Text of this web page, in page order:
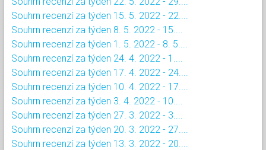
Souhrn recenzí za týden 15. 5. 2022 - 22....
Souhrn recenzí za týden 8. 5. 2022 - 15....
Souhrn recenzí za týden 1. 5. 2022 - 8. 5....
Souhrn recenzí za týden 24. 4. 2022 - 1....
Souhrn recenzí za týden 17. 4. 2022 - 24....
Souhrn recenzí za týden 10. 4. 2022 - 17....
Souhrn recenzí za týden 3. 4. 2022 - 10....
Souhrn recenzí za týden 27. 3. 2022 - 3....
Souhrn recenzí za týden 20. 3. 2022 - 27....
Souhrn recenzí za týden 13. 3. 2022 - 20....